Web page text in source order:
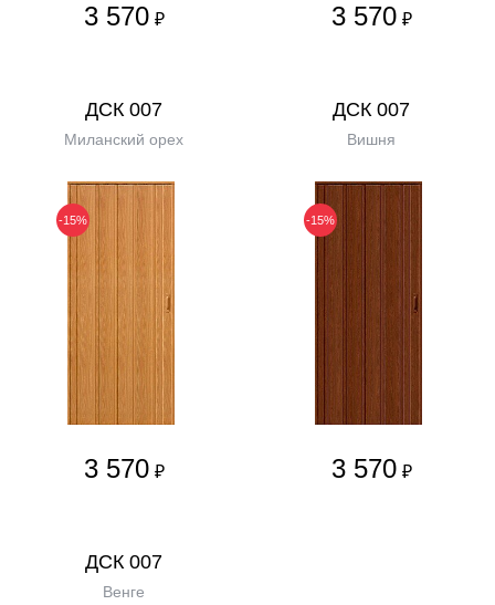
3 570 ₽ 3 570 ₽
ДСК 007
Миланский орех
-15%
3 570 ₽
ДСК 007
Вишня
-15%
3 570 ₽
ДСК 007
Венге